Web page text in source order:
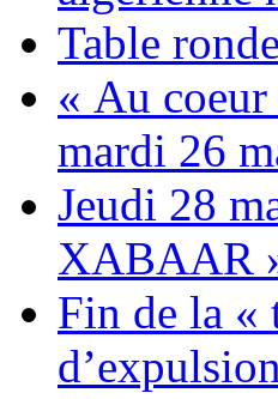
Table
« Au
mardi 26
Jeudi 28
XABAAR
Fin de la «